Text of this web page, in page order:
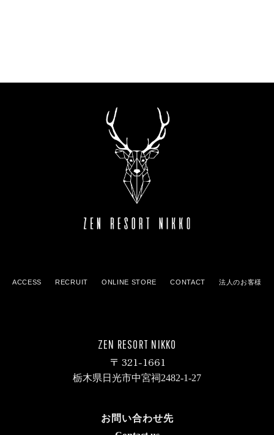
ACCESS RECRUIT ONLINE STORE CONTACT 法人のお客様
ZEN RESORT NIKKO
321-1661
栃木県日光市中宮祠2482-1-27
お問い合わせ先